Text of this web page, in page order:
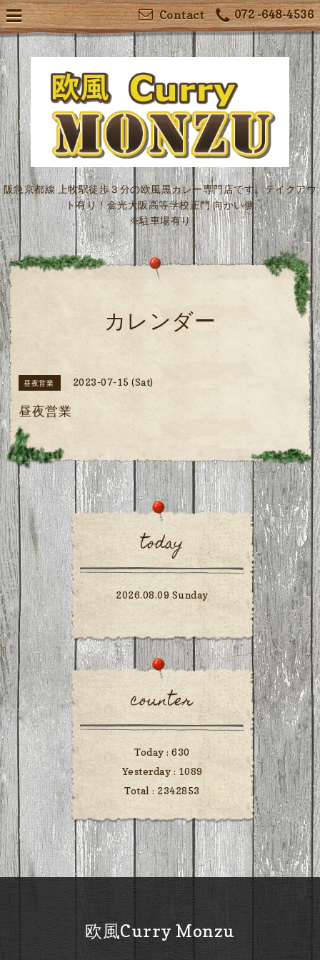
072 -648-4536
Contact
阪急京都線 上牧駅徒歩３分の欧風黒カレー専門店です。テイクアウ
ト有り！金光大阪高等学校正門 向かい側
※駐車場有り
カレンダー
昼夜営業 2023-07-15 (Sat)
昼夜営業
today
2026.08.09 Sunday
counter
Today :630
Yesterday : 1089
Total : 2342853
欧風Curry Monzu